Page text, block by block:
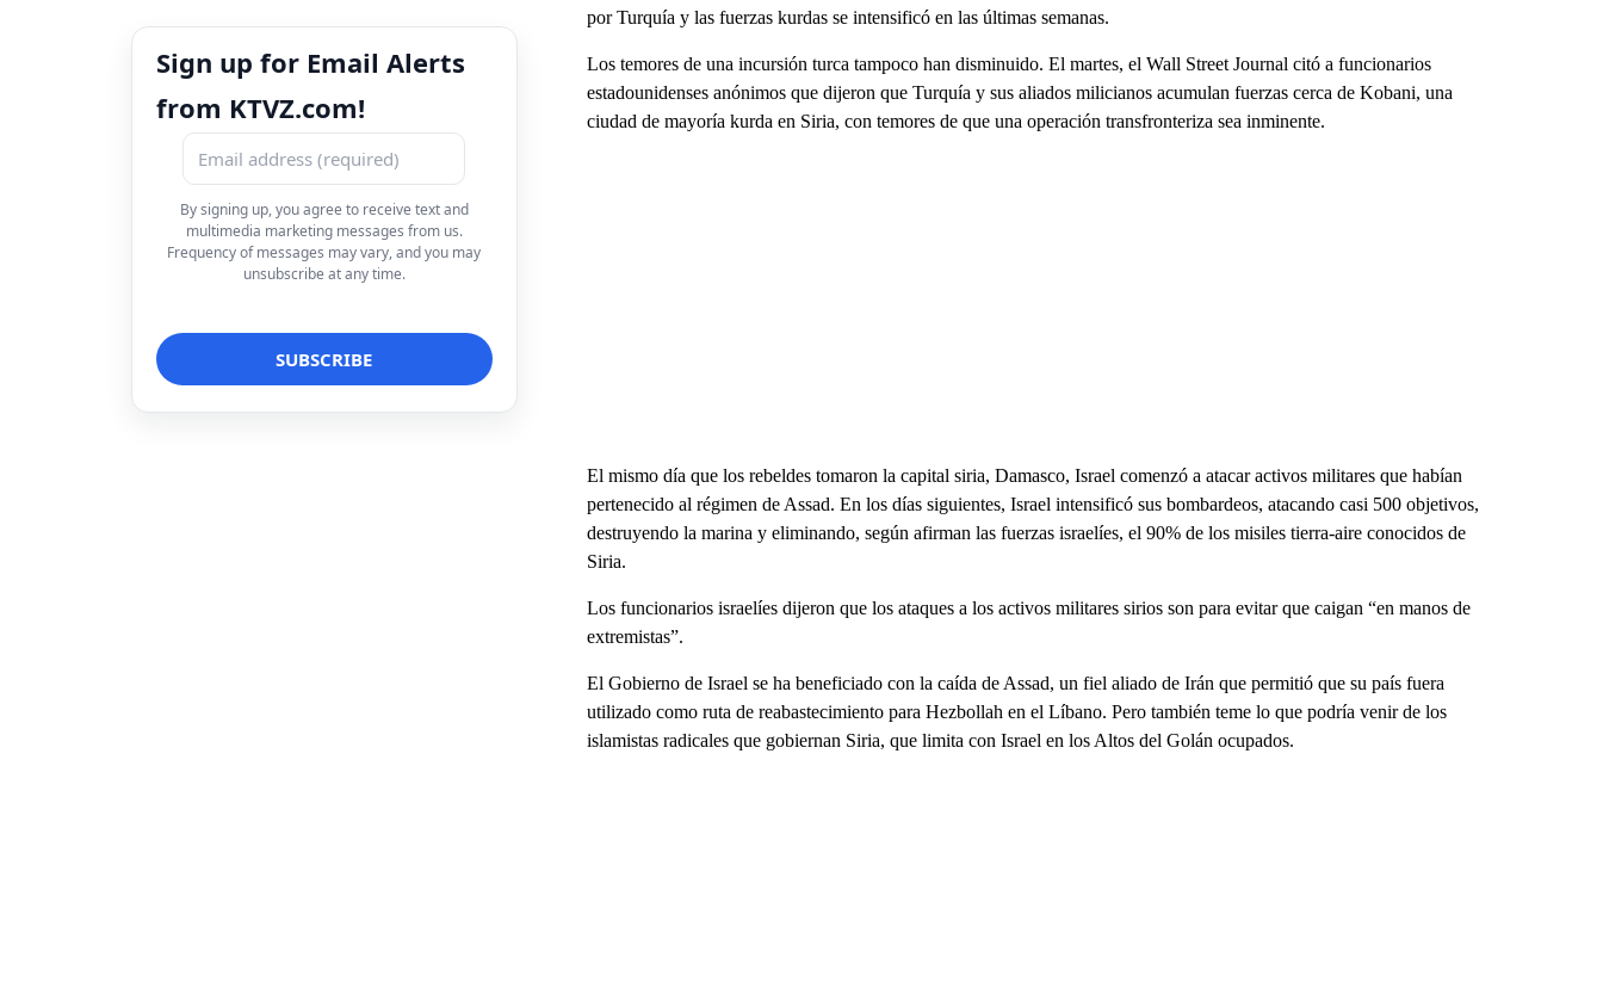
Sign up for Email Alerts
from KTVZ.com!
By signing up, you agree to receive text and
multimedia marketing messages from us.
Frequency of messages may vary, and you may
unsubscribe at any time.
por Turquía y las fuerzas kurdas se intensificó en las últimas semanas.
Los temores de una incursión turca tampoco han disminuido. El martes, el Wall Street Journal citó a funcionarios
estadounidenses anónimos que dijeron que Turquía y sus aliados milicianos acumulan fuerzas cerca de Kobani, una
ciudad de mayoría kurda en Siria, con temores de que una operación transfronteriza sea inminente.
El mismo día que los rebeldes tomaron la capital siria, Damasco, Israel comenzó a atacar activos militares que habían
pertenecido al régimen de Assad. En los días siguientes, Israel intensificó sus bombardeos, atacando casi 500 objetivos,
destruyendo la marina y eliminando, según afirman las fuerzas israelíes, el 90% de los misiles tierra-aire conocidos de
Siria.
Los funcionarios israelíes dijeron que los ataques a los activos militares sirios son para evitar que caigan “en manos de
extremistas”.
El Gobierno de Israel se ha beneficiado con la caída de Assad, un fiel aliado de Irán que permitió que su país fuera
utilizado como ruta de reabastecimiento para Hezbollah en el Líbano. Pero también teme lo que podría venir de los
islamistas radicales que gobiernan Siria, que limita con Israel en los Altos del Golán ocupados.